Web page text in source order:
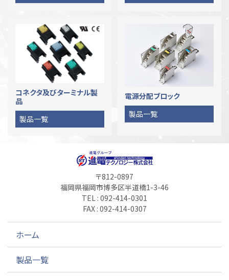
コネクタ及びターミナル製
品
製品一覧
電源分配ブロック
製品一覧
BEST
WIRING
SOLUTION
〒812-0897
福岡県福岡市博多区半道橋1-3-46
TEL : 092-414-0301
FAX : 092-414-0307
ホーム
製品一覧